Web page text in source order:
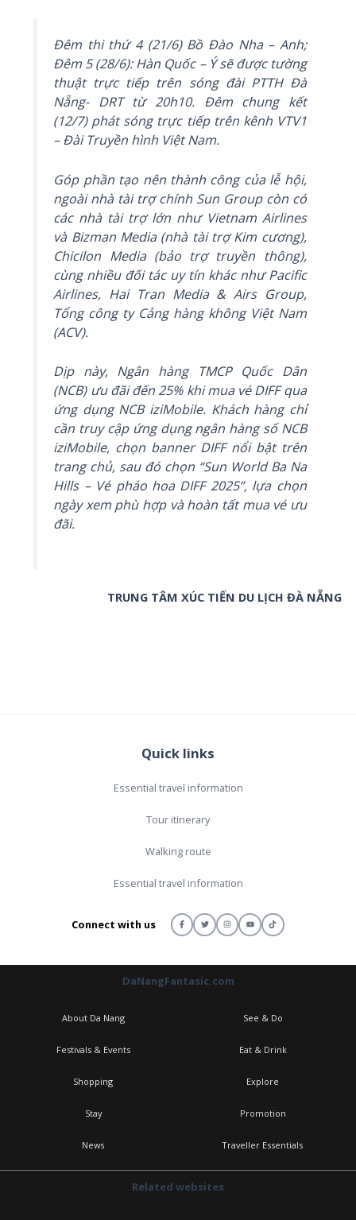
Đêm thi thứ 4 (21/6) Bồ Đào Nha – Anh;
Đêm 5 (28/6): Hàn Quốc – Ý sẽ được tường
thuật trực tiếp trên sóng đài PTTH Đà
Nẵng- DRT từ 20h10. Đêm chung kết
(12/7) phát sóng trực tiếp trên kênh VTV1
– Đài Truyền hình Việt Nam.
Góp phần tạo nên thành công của lễ hội,
ngoài nhà tài trợ chính Sun Group còn có
các nhà tài trợ lớn như Vietnam Airlines
và Bizman Media (nhà tài trợ Kim cương),
Chicilon Media (bảo trợ truyền thông),
cùng nhiều đối tác uy tín khác như Pacific
Airlines, Hai Tran Media & Airs Group,
Tổng công ty Cảng hàng không Việt Nam
(ACV).
Dịp này, Ngân hàng TMCP Quốc Dân
(NCB) ưu đãi đến 25% khi mua vé DIFF qua
ứng dụng NCB iziMobile. Khách hàng chỉ
cần truy cập ứng dụng ngân hàng số NCB
iziMobile, chọn banner DIFF nổi bật trên
trang chủ, sau đó chọn “Sun World Ba Na
Hills – Vé pháo hoa DIFF 2025”, lựa chọn
ngày xem phù hợp và hoàn tất mua vé ưu
đãi.
TRUNG TÂM XÚC TIẾN DU LỊCH ĐÀ NẴNG
Quick links
Essential travel information
Tour itinerary
Walking route
Essential travel information
Connect with us
DaNangFantasic.com
About Da Nang See & Do
Festivals & Events Eat & Drink
Shopping Explore
Stay Promotion
News Traveller Essentials
Related websites